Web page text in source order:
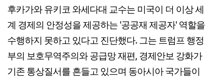
후카가와 유키코 와세다대 교수는 미국이 더 이상 세
계 경제의 안정성을 제공하는 '공공재 제공자' 역할을
수행하지 못하고 있다고 진단했다. 그는 트럼프 행정
부의 보호무역주의와 공급망 재편, 경제안보 강화가
기존 통상질서를 흔들고 있으며 동아시아 국가들이